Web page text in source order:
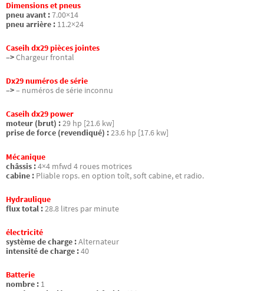
Dimensions et pneus
pneu avant :7.00×14
pneu arrière : 11.2×24
Caseih dx29 pièces jointes
–>Chargeur frontal
Dx29 numéros de série
–>– numéros de série inconnu
Caseih dx29 power
moteur (brut) :29 hp [21.6 kw]
prise de force (revendiqué) :23.6 hp [17.6 kw]
Mécanique
châssis :4×4 mfwd 4 roues motrices
cabine : Pliable rops. en option toît, soft cabine, et radio.
Hydraulique
flux total :28.8 litres par minute
électricité
système de charge :Alternateur
intensité de charge :40
Batterie
nombre : 1